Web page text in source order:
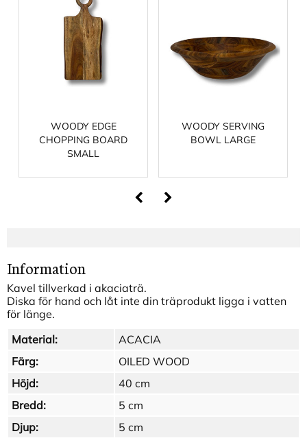
WOODY EDGE
CHOPPING BOARD
SMALL
WOODY SERVING
BOWL LARGE
Information
Kavel tillverkad i akaciaträ.
Diska för hand och låt inte din träprodukt ligga i vatten
för länge.
Material:
ACACIA
Färg:
OILED WOOD
Höjd:
40 cm
Bredd:
5 cm
Djup:
5 cm